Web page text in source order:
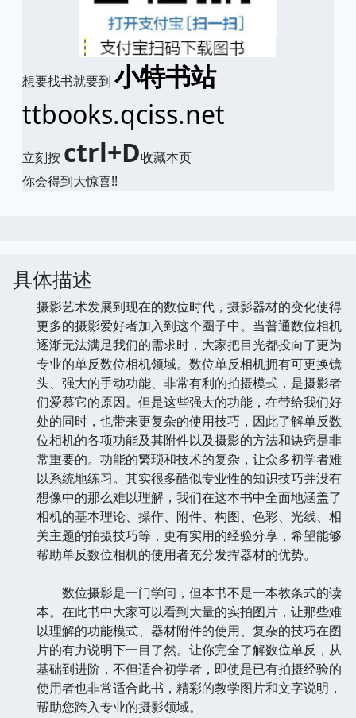
想要找书就要到 小特书站
ttbooks.qciss.net
立刻按 ctrl+D收藏本页
你会得到大惊喜!!
具体描述
摄影艺术发展到现在的数位时代，摄影器材的变化使得
更多的摄影爱好者加入到这个圈子中。当普通数位相机
逐渐无法满足我们的需求时，大家把目光都投向了更为
专业的单反数位相机领域。数位单反相机拥有可更换镜
头、强大的手动功能、非常有利的拍摄模式，是摄影者
们爱慕它的原因。但是这些强大的功能，在带给我们好
处的同时，也带来更复杂的使用技巧，因此了解单反数
位相机的各项功能及其附件以及摄影的方法和诀窍是非
常重要的。功能的繁琐和技术的复杂，让众多初学者难
以系统地练习。其实很多酷似专业性的知识技巧并没有
想像中的那么难以理解，我们在这本书中全面地涵盖了
相机的基本理论、操作、附件、构图、色彩、光线、相
关主题的拍摄技巧等，更有实用的经验分享，希望能够
帮助单反数位相机的使用者充分发挥器材的优势。
数位摄影是一门学问，但本书不是一本教条式的读
本。在此书中大家可以看到大量的实拍图片，让那些难
以理解的功能模式、器材附件的使用、复杂的技巧在图
片的有力说明下一目了然。让你完全了解数位单反，从
基础到进阶，不但适合初学者，即使是已有拍摄经验的
使用者也非常适合此书，精彩的教学图片和文字说明，
帮助您跨入专业的摄影领域。